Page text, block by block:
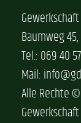
Baumweg
Tel.: 069 40
Mail:
Alle Rechte